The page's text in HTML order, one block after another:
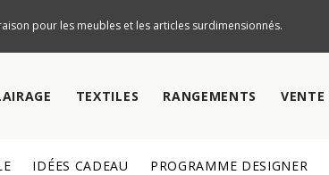
pour les meubles et les articles surdimensionnés.
TEXTILES RANGEMENTS VENTE
IDÉES CADEAU PROGRAMME DESIGNER